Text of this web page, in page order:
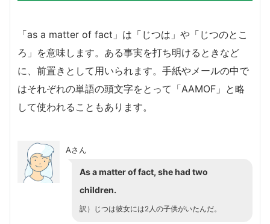
「as a matter of fact」は「じつは」や「じつのとこ
ろ」を意味します。ある事実を打ち明けるときなど
に、前置きとして用いられます。手紙やメールの中で
はそれぞれの単語の頭文字をとって「AAMOF」と略
して使われることもあります。
Aさん
As a matter of fact, she had two
children.
訳）じつは彼女には2人の子供がいたんだ。